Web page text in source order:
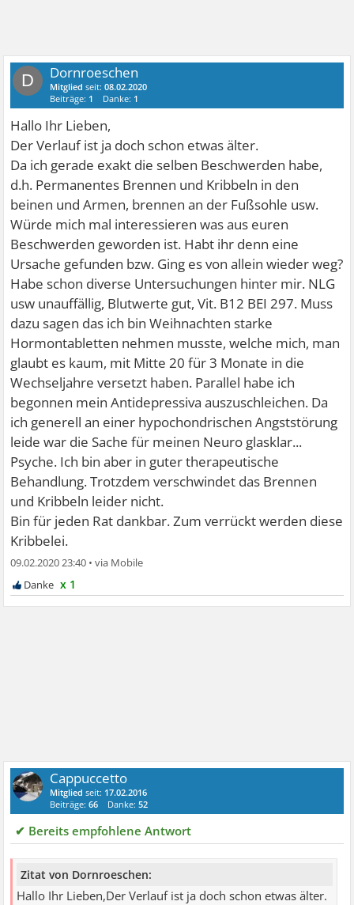
D Dornroeschen
Mitglied seit:08.02.2020
Beiträge: 1 Danke: 1
Hallo Ihr Lieben,
Der Verlauf ist ja doch schon etwas älter.
Da ich gerade exakt die selben Beschwerden habe,
d.h. Permanentes Brennen und Kribbeln in den
beinen und Armen, brennen an der Fußsohle usw.
Würde mich mal interessieren was aus euren
Beschwerden geworden ist. Habt ihr denn eine
Ursache gefunden bzw. Ging es von allein wieder weg?
Habe schon diverse Untersuchungen hinter mir. NLG
usw unauffällig, Blutwerte gut, Vit. B12 BEI 297. Muss
dazu sagen das ich bin Weihnachten starke
Hormontabletten nehmen musste, welche mich, man
glaubt es kaum, mit Mitte 20 für 3 Monate in die
Wechseljahre versetzt haben. Parallel habe ich
begonnen mein Antidepressiva auszuschleichen. Da
ich generell an einer hypochondrischen Angststörung
leide war die Sache für meinen Neuro glasklar...
Psyche. Ich bin aber in guter therapeutische
Behandlung. Trotzdem verschwindet das Brennen
und Kribbeln leider nicht.
Bin für jeden Rat dankbar. Zum verrückt werden diese
Kribbelei.
09.02.2020 23:40 •
x 1
Cappuccetto
Mitglied seit: 17.02.2016
Beiträge:66 Danke:52
✔ Bereits empfohlene Antwort
Zitat von Dornroeschen:
Hallo Ihr Lieben,Der Verlauf ist ja doch schon etwas älter.